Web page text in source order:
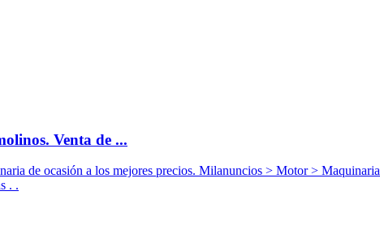
Venta de ...
de ocasión a los mejores precios. Milanuncios > Motor >
. .